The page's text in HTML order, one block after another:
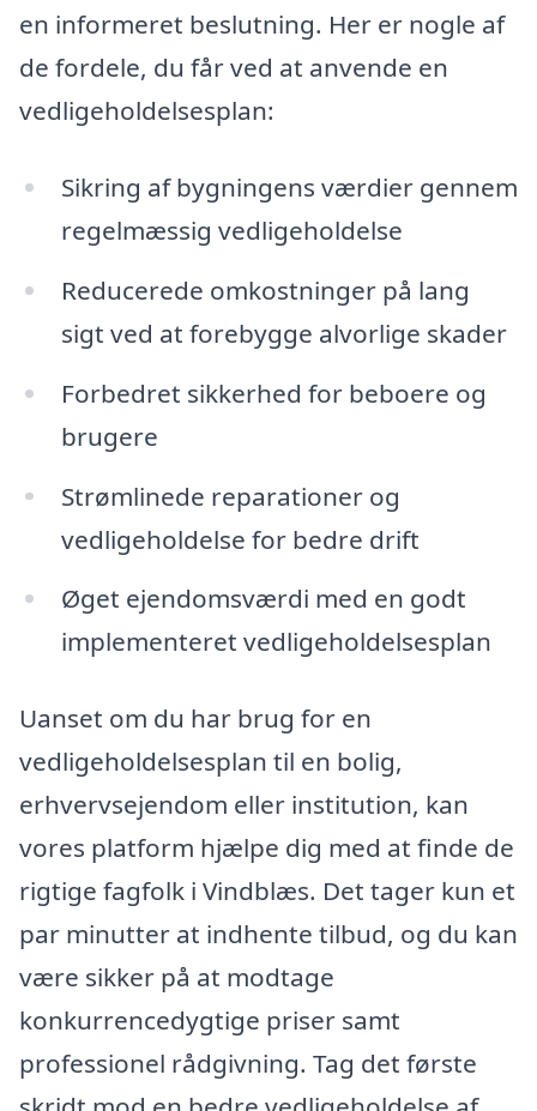
en informeret beslutning. Her er nogle af
de fordele, du får ved at anvende en
vedligeholdelsesplan:
Sikring af bygningens værdier gennem
regelmæssig vedligeholdelse
Reducerede omkostninger på lang
sigt ved at forebygge alvorlige skader
Forbedret sikkerhed for beboere og
brugere
Strømlinede reparationer og
vedligeholdelse for bedre drift
Øget ejendomsværdi med en godt
implementeret vedligeholdelsesplan
Uanset om du har brug for en
vedligeholdelsesplan til en bolig,
erhvervsejendom eller institution, kan
vores platform hjælpe dig med at finde de
rigtige fagfolk i Vindblæs. Det tager kun et
par minutter at indhente tilbud, og du kan
være sikker på at modtage
konkurrencedygtige priser samt
professionel rådgivning. Tag det første